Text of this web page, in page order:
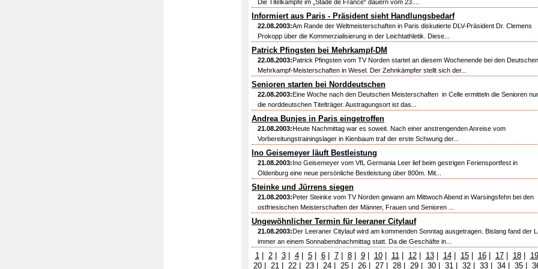
Die Titelkämpfe im „Stade de France“ dauern vom 23....
Informiert aus Paris - Präsident sieht Handlungsbedarf
22.08.2003:Am Rande der Weltmeisterschaften in Paris diskutierte DLV-Präsident Dr. Clemens
Prokopp über die Kommerzialisierung in der Leichtathletik. Diese...
Patrick Pfingsten bei Mehrkampf-DM
22.08.2003:Patrick Pfingsten vom TV Norden startet an diesem Wochenende bei den Deutschen
Mehrkampf-Meisterschaften in Wesel. Der Zehnkämpfer stellt sich der...
Senioren starten bei Norddeutschen
22.08.2003:Eine Woche nach den Deutschen Meisterschaften in Celle ermitteln die Senioren
die norddeutschen Titelträger. Austragungsort ist das...
Andrea Bunjes in Paris eingetroffen
21.08.2003:Heute Nachmittag war es soweit. Nach einer anstrengenden Anreise vom
Vorbereitungstrainingslager in Kienbaum traf der erste Schwung der...
Ino Geisemeyer läuft Bestleistung
21.08.2003:Ino Geisemeyer vom VfL Germania Leer lief beim gestrigen Feriensportfest in
Oldenburg eine neue persönliche Bestleistung über 800m. Mit...
Steinke und Jürrens siegen
21.08.2003:Peter Steinke vom TV Norden gewann am Mittwoch Abend in Warsingsfehn bei den
ostfriesischen Meisterschaften der Männer, Frauen und Senioren ...
Ungewöhnlicher Termin für leeraner Citylauf
21.08.2003:Der Leeraner Citylauf wird am kommenden Sonntag ausgetragen. Bislang fand der
immer an einem Sonnabendnachmittag statt. Da die Geschäfte in...
1| 2| 3| 4| 5| 6| 7| 8| 9| 10| 11| 12| 13| 14| 15| 16| 17| 18| 19
20| 21| 22| 23| 24| 25| 26| 27| 28| 29| 30| 31| 32| 33| 34| 35|